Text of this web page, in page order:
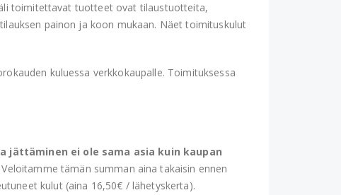
toimitettavat tuotteet ovat tilaustuotteita,
painon ja koon mukaan. Näet toimituskulut
kuluessa verkkokaupalle. Toimituksessa
jättäminen ei ole sama asia kuin kaupan
Veloitamme tämän summan aina takaisin ennen
kulut (aina 16,50€ / lähetyskerta).